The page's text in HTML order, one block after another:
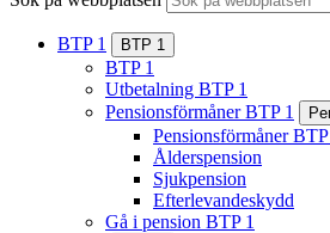
BTP 1 BTP 1
BTP 1
Utbetalning BTP 1
Pensionsförmåner BTP 1
Pensionsförmåner BTP
Ålderspension
Sjukpension
Efterlevandeskydd
Gå i pension BTP 1